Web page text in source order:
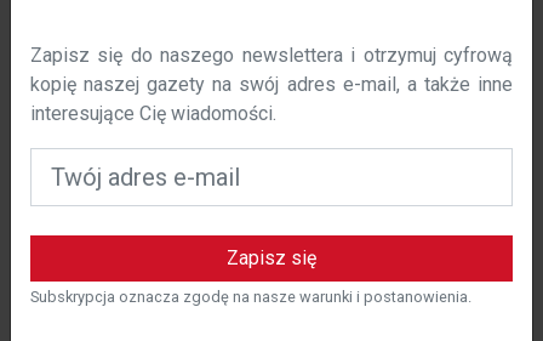
Zapisz się do kalendarza
Co sie dzieje?
poprawić komfort korzystania z naszej witryny. Niniejsza
polityka określa, w jaki sposób i dlaczego używamy
plików cookie na polska-costa.com.
Czym są pliki cookie?
Pliki cookie to małe pliki tekstowe, które są
przechowywane na urządzeniu użytkownika podczas
odwiedzania strony internetowej. Te pliki cookie
pozwalają nam rozpoznać użytkownika i zapamiętać jego
Zapisz się do naszego newslettera i otrzymuj cyfrową
kopię naszej gazety na swój adres e-mail, a także inne
interesujące Cię wiadomości.
Zapisz się
Subskrypcja oznacza zgodę na nasze warunki i postanowienia.